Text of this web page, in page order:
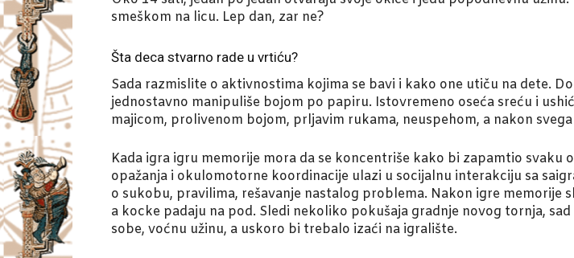
smeškom na licu. Lep dan, zar ne?
Šta deca stvarno rade u vrtiću?
Sada razmislite o aktivnostima kojima se bavi i kako one utiču na dete.
jednostavno manipuliše bojom po papiru. Istovremeno oseća sreću i
majicom, prolivenom bojom, prljavim rukama, neuspehom, a nakon
Kada igra igru memorije mora da se koncentriše kako bi zapamtio
opažanja i okulomotorne koordinacije ulazi u socijalnu interakciju sa
o sukobu, pravilima, rešavanje nastalog problema. Nakon igre memorije
a kocke padaju na pod. Sledi nekoliko pokušaja gradnje novog tornja,
sobe, voćnu užinu, a uskoro bi trebalo izaći na igralište.